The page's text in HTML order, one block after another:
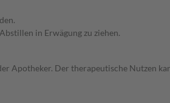
in Erwägung zu ziehen.
Der therapeutische Nutzen